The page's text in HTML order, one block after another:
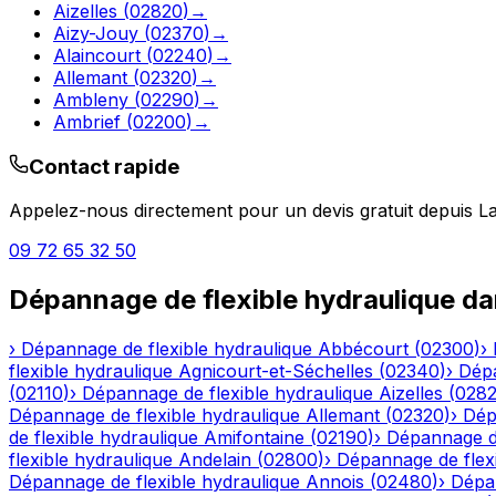
Aizelles (02820) →
Aizy-Jouy (02370) →
Alaincourt (02240) →
Allemant (02320) →
Ambleny (02290) →
Ambrief (02200) →
Contact rapide
Appelez-nous directement pour un devis gratuit depuis
09 72 65 32 50
Dépannage de flexible hydraulique
› Dépannage de flexible hydraulique Abbécourt (02300)›
flexible hydraulique Agnicourt-et-Séchelles (02340)›
(02110)› Dépannage de flexible hydraulique Aizelles (
Dépannage de flexible hydraulique Allemant (02320)›
de flexible hydraulique Amifontaine (02190)› Dépannage
flexible hydraulique Andelain (02800)› Dépannage de
Dépannage de flexible hydraulique Annois (02480)›